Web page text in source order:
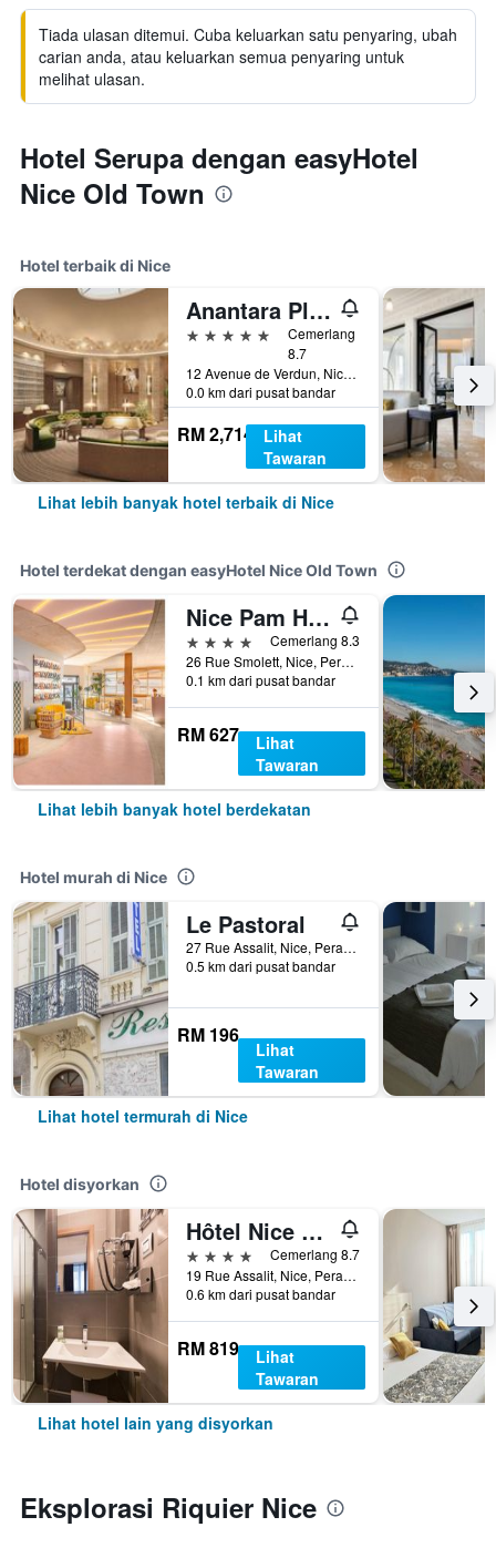
Tiada ulasan ditemui. Cuba keluarkan satu penyaring, ubah
carian anda, atau keluarkan semua penyaring untuk
melihat ulasan.
Hotel Serupa dengan easyHotel
Nice Old Town
Hotel terbaik di Nice
Anantara Plaza Nice Hotel
5 bintang
Cemerlang
8.7
12 Avenue de Verdun, Nice, Perancis
0.0 km dari pusat bandar
RM 2,714
Lihat
Tawaran
Lihat lebih banyak hotel terbaik di Nice
Hotel terdekat dengan easyHotel Nice Old Town
Nice Pam Hotel
4 bintang
Cemerlang 8.3
26 Rue Smolett, Nice, Perancis
0.1 km dari pusat bandar
RM 627
Lihat
Tawaran
Lihat lebih banyak hotel berdekatan
Hotel murah di Nice
Le Pastoral
27 Rue Assalit, Nice, Perancis
0.5 km dari pusat bandar
RM 196
Lihat
Tawaran
Lihat hotel termurah di Nice
Hotel disyorkan
Hôtel Nice Azur Riviera
4 bintang
Cemerlang 8.7
19 Rue Assalit, Nice, Perancis
0.6 km dari pusat bandar
RM 819
Lihat
Tawaran
Lihat hotel lain yang disyorkan
Eksplorasi Riquier Nice